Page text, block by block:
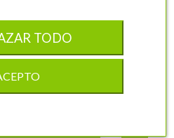
unidades
€
TODO